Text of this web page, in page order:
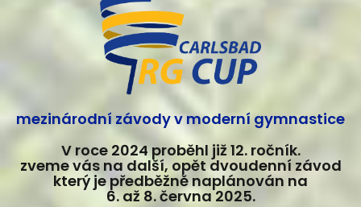
mezinárodní závody v moderní gymnastice
V roce 2024 proběhl již 12. ročník.
zveme vás na další, opět dvoudenní závod
který je předběžně naplánován na
6. až 8. června 2025.